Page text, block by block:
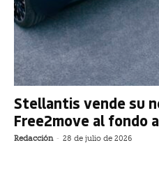
Stellantis vende su
Free2move al fondo
Redacción - 28 de julio de 2026